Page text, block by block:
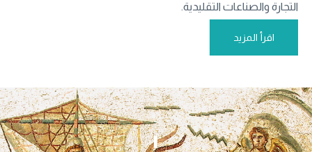
التجارة والصناعات التقليدية.
اقرأ المزيد